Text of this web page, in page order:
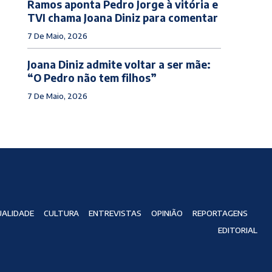
Ramos aponta Pedro Jorge à vitória e
TVI chama Joana Diniz para comentar
7 De Maio, 2026
Joana Diniz admite voltar a ser mãe:
“O Pedro não tem filhos”
7 De Maio, 2026
CULTURA ENTREVISTAS OPINIÃO
REPORTAGENS
EDITORIAL